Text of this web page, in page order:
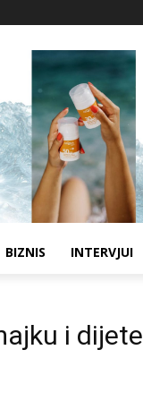
BIZNIS INTERVJUI
i dijete